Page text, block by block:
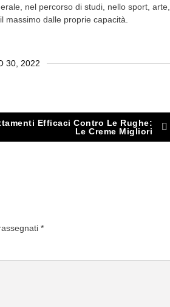
30, 2022
nel percorso di studi, nello sport, arte,
massimo dalle proprie capacità.
Efficaci Contro Le Rughe:
Le Creme Migliori
*